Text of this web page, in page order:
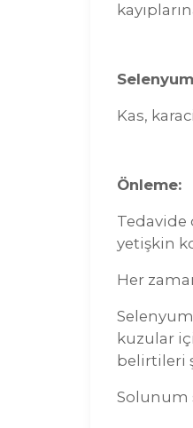
Kas,
Önleme:
Tedavide
yetişkin
Her
kuzular
belirtileri
Solunum